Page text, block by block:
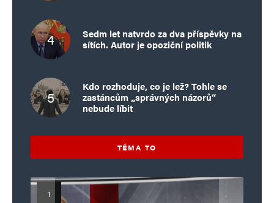
Sedm let natvrdo za dva příspěvky na
sítích. Autor je opoziční politik
Kdo rozhoduje, co je lež? Tohle se
zastáncům „správných názorů“
nebude líbit
TÉMA TO